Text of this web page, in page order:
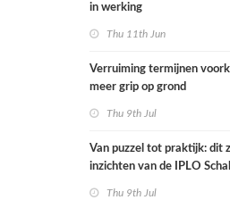
in werking
Thu 11th Jun
Verruiming termijnen
meer grip op grond
Thu 9th Jul
Van puzzel tot praktijk: dit
inzichten van de IPLO
Thu 9th Jul